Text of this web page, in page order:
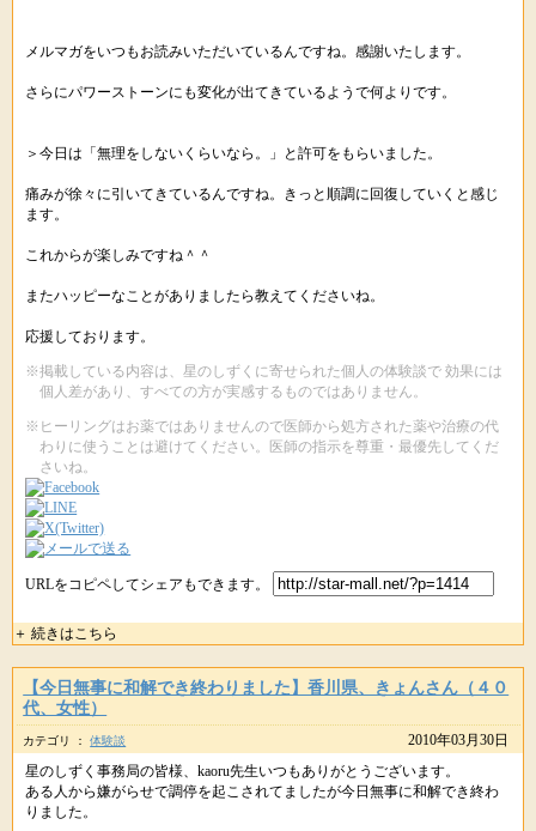
メルマガをいつもお読みいただいているんですね。感謝いたします。
さらにパワーストーンにも変化が出てきているようで何よりです。
＞今日は「無理をしないくらいなら。」と許可をもらいました。
痛みが徐々に引いてきているんですね。きっと順調に回復していくと感じ
ます。
これからが楽しみですね＾＾
またハッピーなことがありましたら教えてくださいね。
応援しております。
※掲載している内容は、星のしずくに寄せられた個人の体験談で 効果には
個人差があり、すべての方が実感するものではありません。
※ヒーリングはお薬ではありませんので医師から処方された薬や治療の代
わりに使うことは避けてください。医師の指示を尊重・最優先してくだ
さいね。
URLをコピペしてシェアもできます。
＋ 続きはこちら
【今日無事に和解でき終わりました】香川県、きょんさん（４０
代、女性）
カテゴリ ：体験談
2010年03月30日
星のしずく事務局の皆様、kaoru先生いつもありがとうございます。
ある人から嫌がらせで調停を起こされてましたが今日無事に和解でき終わ
りました。